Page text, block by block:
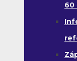
60